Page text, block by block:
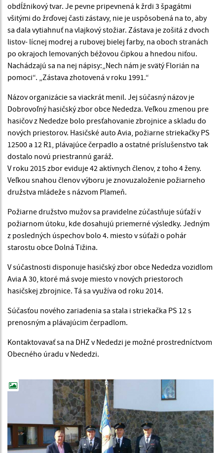
obdĺžnikový tvar. Je pevne pripevnená k žrdi 3 špagátmi
všitými do žrďovej časti zástavy, nie je uspôsobená na to, aby
sa dala vytiahnuť na vlajkový stožiar. Zástava je zošitá z dvoch
listov- lícnej modrej a rubovej bielej farby, na oboch stranách
po okrajoch lemovaných béžovou čipkou a hnedou niťou.
Nachádzajú sa na nej nápisy:„Nech nám je svätý Florián na
pomoci“. „Zástava zhotovená v roku 1991.“
Názov organizácie sa viackrát menil. Jej súčasný názov je
Dobrovoľný hasičský zbor obce Nededza. Veľkou zmenou pre
hasičov z Nededze bolo presťahovanie zbrojnice a skladu do
nových priestorov. Hasičské auto Avia, požiarne striekačky PS
12500 a 12 R1, plávajúce čerpadlo a ostatné príslušenstvo tak
dostalo novú priestrannú garáž.
V roku 2015 zbor eviduje 42 aktívnych členov, z toho 4 ženy.
Veľkou snahou členov výboru je znovuzaloženie požiarneho
družstva mládeže s názvom Plameň.
Požiarne družstvo mužov sa pravidelne zúčastňuje súťaží v
požiarnom útoku, kde dosahujú priemerné výsledky. Jedným
z posledných úspechov bolo 4. miesto v súťaži o pohár
starostu obce Dolná Tižina.
V súčastnosti disponuje hasičský zbor obce Nededza vozidlom
Avia A 30, ktoré má svoje miesto v nových priestoroch
hasičskej zbrojnice. Tá sa využíva od roku 2014.
Súčasťou nového zariadenia sa stala i striekačka PS 12 s
prenosným a plávajúcim čerpadlom.
Kontaktovavať sa na DHZ v Nededzi je možné prostredníctvom
Obecného úradu v Nededzi.